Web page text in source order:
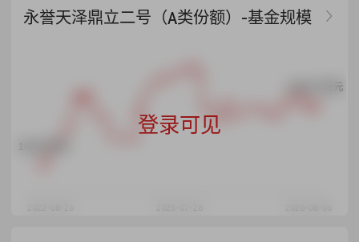
永誉天泽鼎立二号（A类份额）-基金规模
2226.37万元
登录可见